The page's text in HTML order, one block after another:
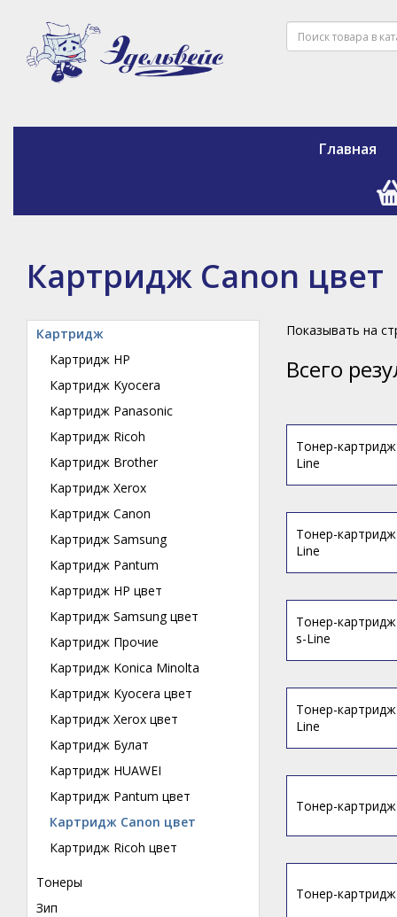
Главная
Картридж Canon цвет
Картридж
Картридж HP
Картридж Kyocera
Картридж Panasonic
Картридж Ricoh
Картридж Brother
Картридж Xerox
Картридж Canon
Картридж Samsung
Картридж Pantum
Картридж HP цвет
Картридж Samsung цвет
Картридж Прочие
Картридж Konica Minolta
Картридж Kyocera цвет
Картридж Xerox цвет
Картридж Булат
Картридж HUAWEI
Картридж Pantum цвет
Картридж Canon цвет
Картридж Ricoh цвет
Тонеры
Зип
Показывать на
Всего
Тонер-
Line
Тонер-картридж
Line
Тонер-
s-Line
Тонер-
Line
Тонер-картридж
Тонер-картридж